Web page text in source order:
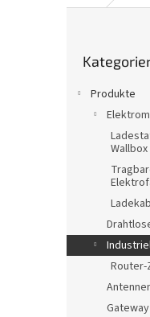
überspringen
Produkte
Wallbox
Gateway